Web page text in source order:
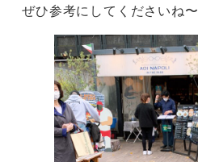
ぜひ参考にしてくださいね〜